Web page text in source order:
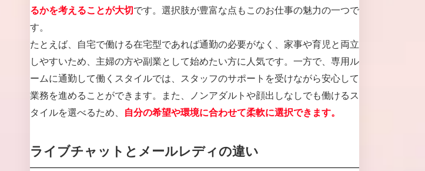
るかを考えることが大切です。選択肢が豊富な点もこのお仕事の魅力の一つで
す。
たとえば、自宅で働ける在宅型であれば通勤の必要がなく、家事や育児と両立
しやすいため、主婦の方や副業として始めたい方に人気です。一方で、専用ル
ームに通勤して働くスタイルでは、スタッフのサポートを受けながら安心して
業務を進めることができます。また、ノンアダルトや顔出しなしでも働けるス
タイルを選べるため、
自分の希望や環境に合わせて柔軟に選択できます。
ライブチャットとメールレディの違い